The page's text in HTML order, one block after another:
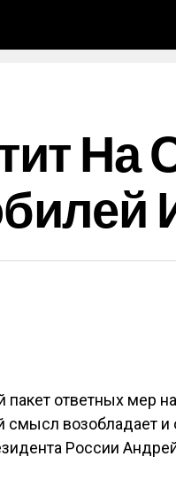
На
пакет ответных мер
смысл возобладает и
России